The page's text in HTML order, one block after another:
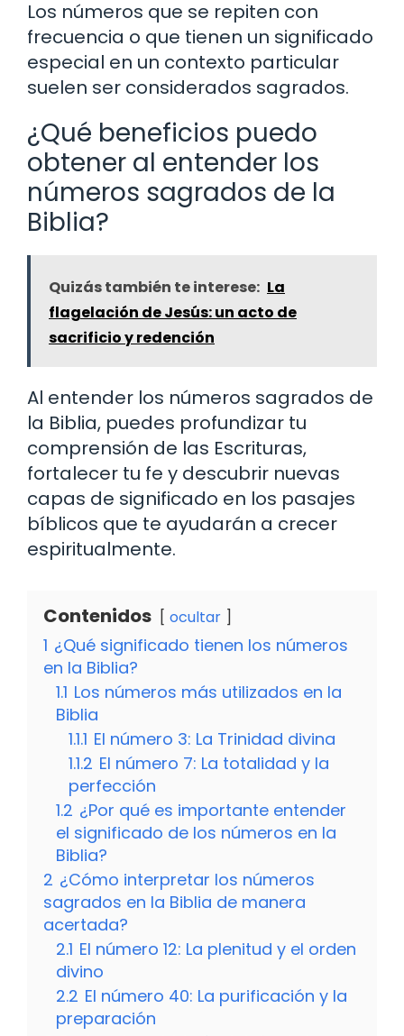
Los números que se repiten con
frecuencia o que tienen un significado
especial en un contexto particular
suelen ser considerados sagrados.
¿Qué beneficios puedo
obtener al entender los
números sagrados de la
Biblia?
Quizás también te interese: La
flagelación de Jesús: un acto de
sacrificio y redención
Al entender los números sagrados de
la Biblia, puedes profundizar tu
comprensión de las Escrituras,
fortalecer tu fe y descubrir nuevas
capas de significado en los pasajes
bíblicos que te ayudarán a crecer
espiritualmente.
Contenidos ocultar
1 ¿Qué significado tienen los números
en la Biblia?
1.1 Los números más utilizados en la
Biblia
1.1.1 El número 3: La Trinidad divina
1.1.2 El número 7: La totalidad y la
perfección
1.2 ¿Por qué es importante entender
el significado de los números en la
Biblia?
2 ¿Cómo interpretar los números
sagrados en la Biblia de manera
acertada?
2.1 El número 12: La plenitud y el orden
divino
2.2 El número 40: La purificación y la
preparación